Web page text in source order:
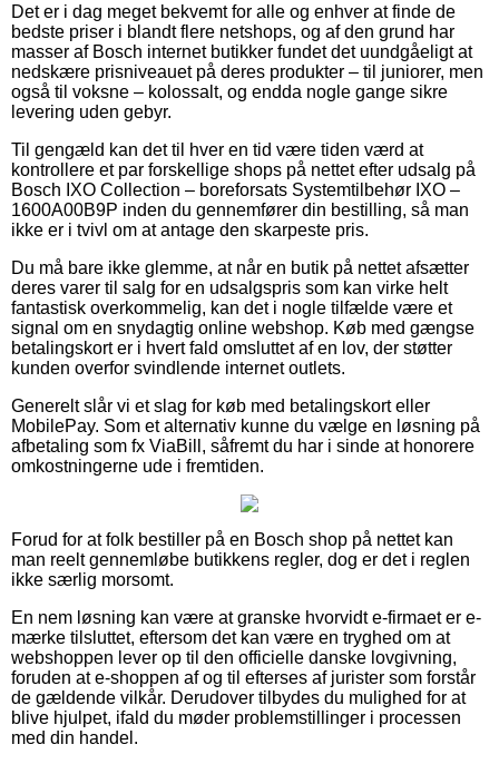
Det er i dag meget bekvemt for alle og enhver at finde de
bedste priser i blandt flere netshops, og af den grund har
masser af Bosch internet butikker fundet det uundgåeligt at
nedskære prisniveauet på deres produkter – til juniorer, men
også til voksne – kolossalt, og endda nogle gange sikre
levering uden gebyr.
Til gengæld kan det til hver en tid være tiden værd at
kontrollere et par forskellige shops på nettet efter udsalg på
Bosch IXO Collection – boreforsats Systemtilbehør IXO –
1600A00B9P inden du gennemfører din bestilling, så man
ikke er i tvivl om at antage den skarpeste pris.
Du må bare ikke glemme, at når en butik på nettet afsætter
deres varer til salg for en udsalgspris som kan virke helt
fantastisk overkommelig, kan det i nogle tilfælde være et
signal om en snydagtig online webshop. Køb med gængse
betalingskort er i hvert fald omsluttet af en lov, der støtter
kunden overfor svindlende internet outlets.
Generelt slår vi et slag for køb med betalingskort eller
MobilePay. Som et alternativ kunne du vælge en løsning på
afbetaling som fx ViaBill, såfremt du har i sinde at honorere
omkostningerne ude i fremtiden.
Forud for at folk bestiller på en Bosch shop på nettet kan
man reelt gennemløbe butikkens regler, dog er det i reglen
ikke særlig morsomt.
En nem løsning kan være at granske hvorvidt e-firmaet er e-
mærke tilsluttet, eftersom det kan være en tryghed om at
webshoppen lever op til den officielle danske lovgivning,
foruden at e-shoppen af og til efterses af jurister som forstår
de gældende vilkår. Derudover tilbydes du mulighed for at
blive hjulpet, ifald du møder problemstillinger i processen
med din handel.